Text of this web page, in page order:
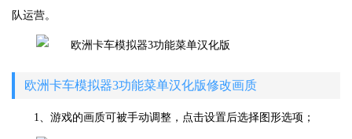
队运营。
欧洲卡车模拟器3功能菜单汉化版修改画质
1、游戏的画质可被手动调整，点击设置后选择图形选项；